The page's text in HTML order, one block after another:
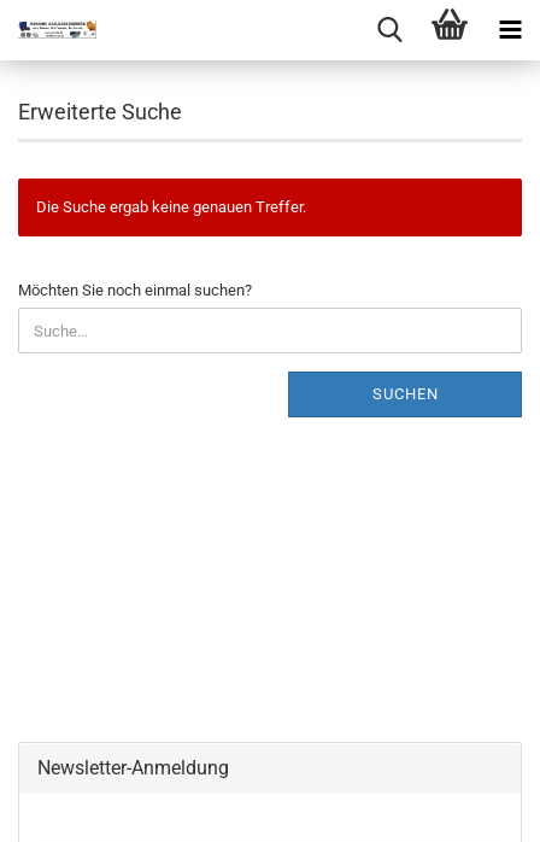
Erweiterte Suche
Die Suche ergab keine genauen Treffer.
MÖCHTEN
SIE
NOCH
EINMAL
Möchten Sie noch einmal suchen?
SUCHEN
Newsletter-Anmeldung